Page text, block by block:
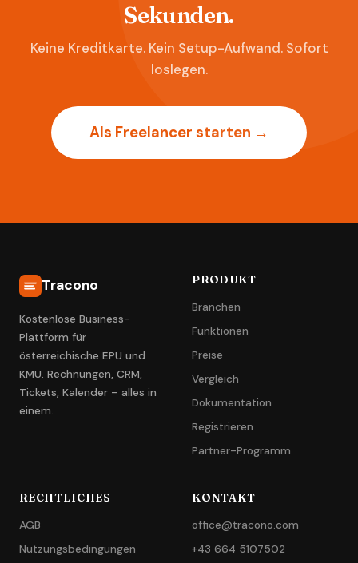
Sekunden.
Keine Kreditkarte. Kein Setup-Aufwand. Sofort
loslegen.
Als Freelancer starten →
Tracono
Kostenlose Business-
Plattform für
österreichische EPU und
KMU. Rechnungen, CRM,
Tickets, Kalender – alles in
einem.
PRODUKT
Branchen
Funktionen
Preise
Vergleich
Dokumentation
Registrieren
Partner-Programm
RECHTLICHES
AGB
Nutzungsbedingungen
KONTAKT
office@tracono.com
+43 664 5107502